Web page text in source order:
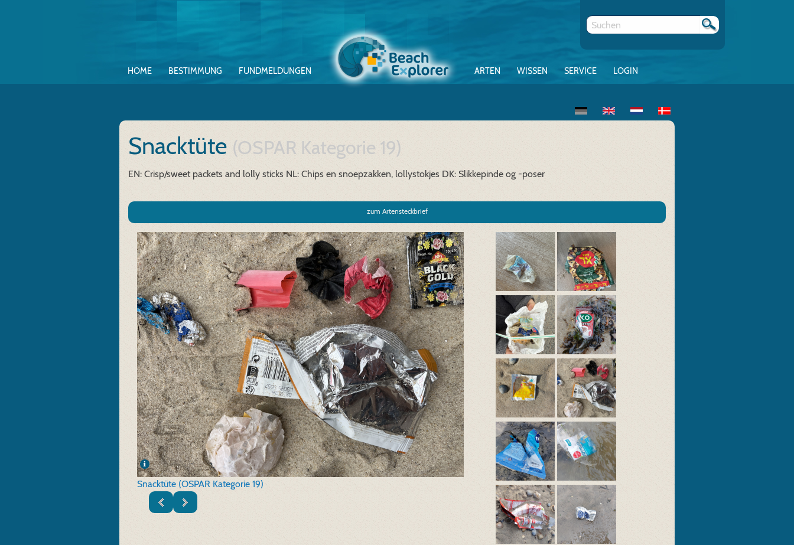
HOME BESTIMMUNG FUNDMELDUNGEN ARTEN WISSEN SERVICE LOGIN
Snacktüte (OSPAR Kategorie 19)
EN: Crisp/sweet packets and lolly sticks NL: Chips en snoepzakken, lollystokjes DK: Slikkepinde og -poser
zum Artensteckbrief
Snacktüte (OSPAR Kategorie 19)